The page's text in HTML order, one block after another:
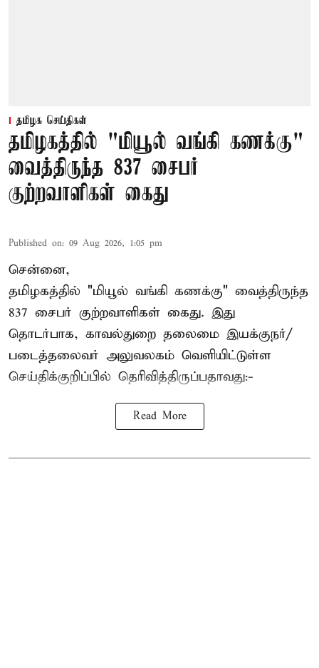
தமிழக செய்திகள்
தமிழகத்தில் "மியூல் வங்கி கணக்கு"
வைத்திருந்த 837 சைபர்
குற்றவாளிகள் கைது
Published on: 09 Aug 2026, 1:05 pm
சென்னை,
தமிழகத்தில் "மியூல் வங்கி கணக்கு" வைத்திருந்த
837 சைபர் குற்றவாளிகள் கைது. இது
தொடர்பாக, காவல்துறை தலைமை இயக்குநர்/
படைத்தலைவர் அலுவலகம் வெளியிட்டுள்ள
செய்திக்குறிப்பில் தெரிவித்திருப்பதாவது:-
Read More